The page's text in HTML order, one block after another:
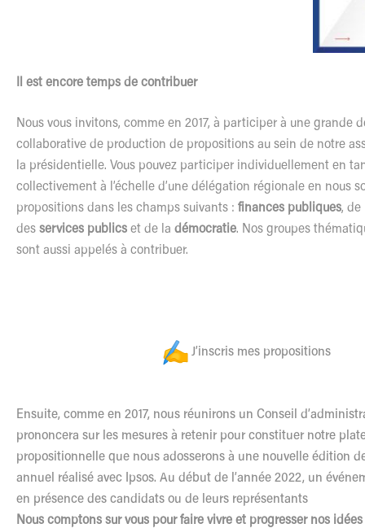
Il est encore temps de contribuer
Nous vous invitons, comme en 2017, à participer à une grande
collaborative de production de propositions au sein de notre
la présidentielle. Vous pouvez participer individuellement en
collectivement à l’échelle d’une délégation régionale en nous
propositions dans les champs suivants : finances publiques,
des services publics et de la démocratie. Nos groupes
sont aussi appelés à contribuer.
J’inscris mes propositions
Ensuite, comme en 2017, nous réunirons un Conseil
prononcera sur les mesures à retenir pour constituer notre
propositionnelle que nous adosserons à une nouvelle édition
annuel réalisé avec Ipsos. Au début de l’année 2022, un
en présence des candidats ou de leurs représentants
Nous comptons sur vous pour faire vivre et progresser nos idées